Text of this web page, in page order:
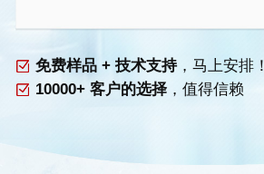
免费样品 + 技术支持，马上安排！
10000+ 客户的选择，值得信赖